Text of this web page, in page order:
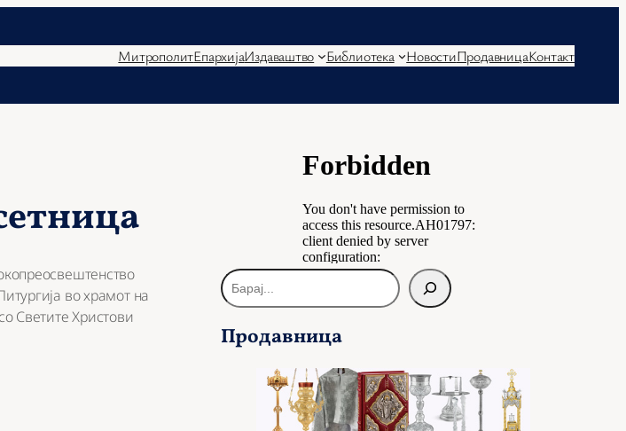
МитрополитЕпархијаИздаваштво Библиотека НовостиПродавницаКонтакт
во храмот на
Светите Христови
Б
а
а
Продавница